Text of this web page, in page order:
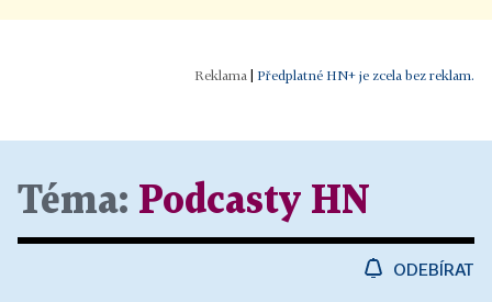
Předplatné HN+ je zcela bez reklam.
Téma: Podcasty HN
ODEBÍRAT